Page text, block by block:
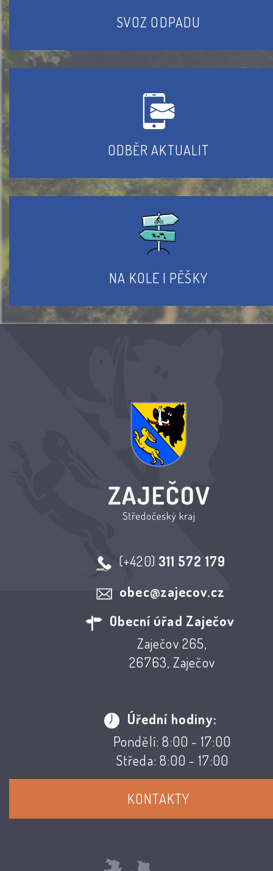
SVOZ ODPADU
ODBĚR AKTUALIT
NA KOLE I PĚŠKY
(+420) 311 572 179
obec@zajecov.cz
Obecní úřad Zaječov
Zaječov 265,
26763, Zaječov
Úřední hodiny:
Pondělí: 8:00 - 17:00
Středa: 8:00 - 17:00
KONTAKTY